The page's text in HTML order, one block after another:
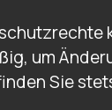
um
Sie